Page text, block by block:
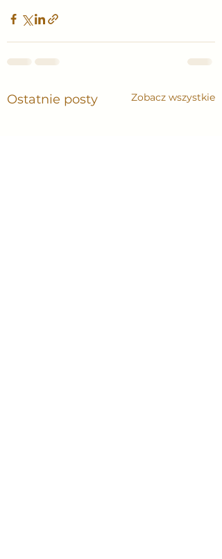
Ostatnie posty Zobacz wszystkie